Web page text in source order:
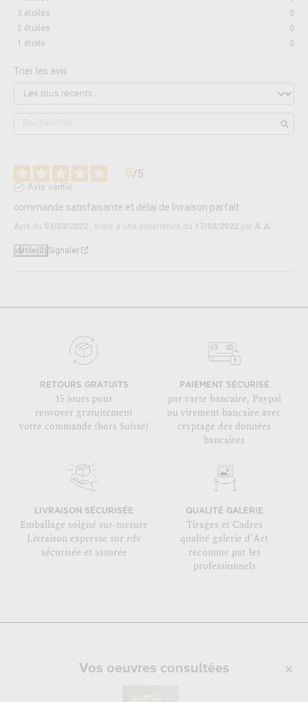
3 étoiles
0
2 étoiles
0
1 étoile 0
Trier les avis
5/5
Avis vérifié
commande satisfaisante et délai de livraison parfait.
Avis du 03/03/2022 , suite à une expérience du 17/02/2022 par A.A.
Utile(0) Signaler
RETOURS GRATUITS
15 jours pour
renvoyer gratuitement
votre commande (hors Suisse)
PAIEMENT SÉCURISÉ
par carte bancaire, Paypal
ou virement bancaire avec
cryptage des données
bancaires
LIVRAISON SÉCURISÉE
Emballage soigné sur-mesure
Livraison expresse sur rdv
sécurisée et assurée
QUALITÉ GALERIE
Tirages et Cadres
qualité galerie d'Art
reconnue par les
professionnels
Vos oeuvres consultées